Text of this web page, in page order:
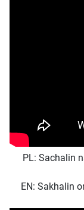
PL: Sachalin
EN: Sakhalin